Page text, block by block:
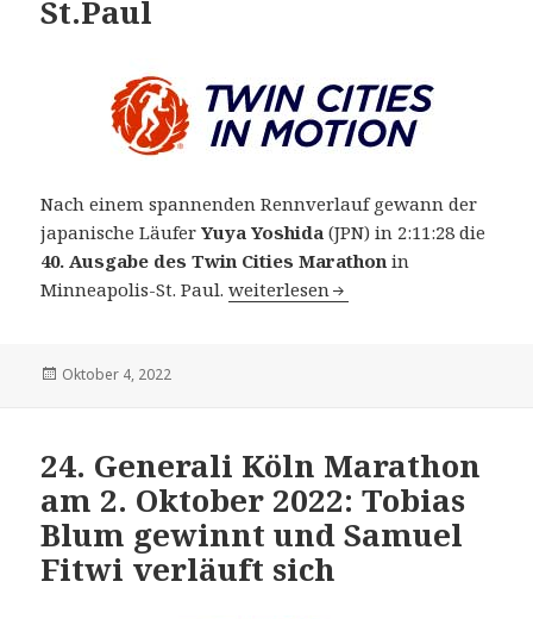
St.Paul
Nach einem spannenden Rennverlauf gewann der
japanische LäuferYuya Yoshida (JPN) in 2:11:28 die
40. Ausgabe des Twin Cities Marathon in
Minneapolis-St. Paul.40. Twin Cities Marathon (USA)
weiterlesen
Veröffentlicht
Oktober 4, 2022
24. Generali Köln Marathon
am 2. Oktober 2022: Tobias
Blum gewinnt und Samuel
Fitwi verläuft sich